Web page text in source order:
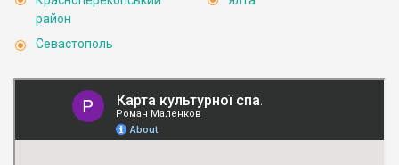
район
Севастополь